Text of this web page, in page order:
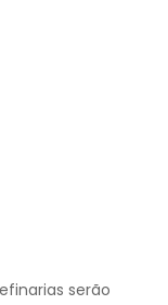
serão